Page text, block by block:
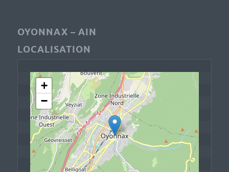
OYONNAX – AIN
LOCALISATION
+
−